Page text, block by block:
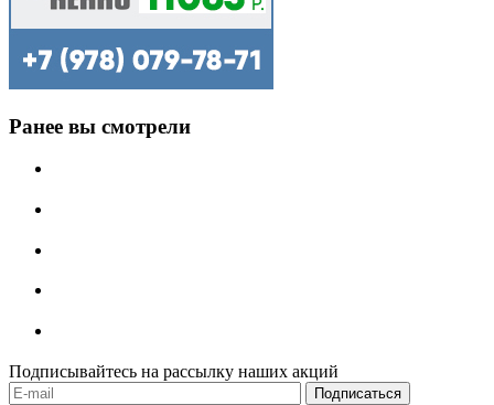
Ранее вы смотрели
Подписывайтесь на рассылку наших акций